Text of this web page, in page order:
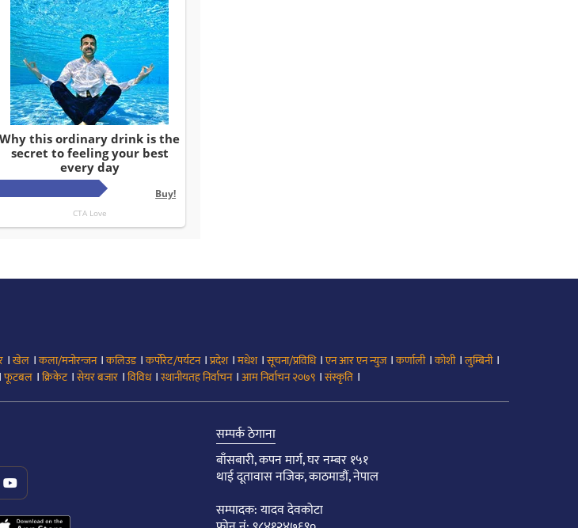
।खेल ।कला/मनोरन्जन।कलिउड।कर्पोरेट/पर्यटन।प्रदेश।मधेश।सूचना/प्रविधि।एन आर एन न्युज।कर्णाली।कोशी।लुम्बिनी।
फूटबल ।क्रिकेट।सेयर बजार ।विविध।स्थानीयतह निर्वाचन।आम निर्वाचन २०७९ ।संस्कृति ।
सम्पर्क ठेगाना
बाँसबारी, कपन मार्ग, घर नम्बर १५१
थाई दूतावास नजिक, काठमाडौं, नेपाल
सम्पादक: यादव देवकोटा